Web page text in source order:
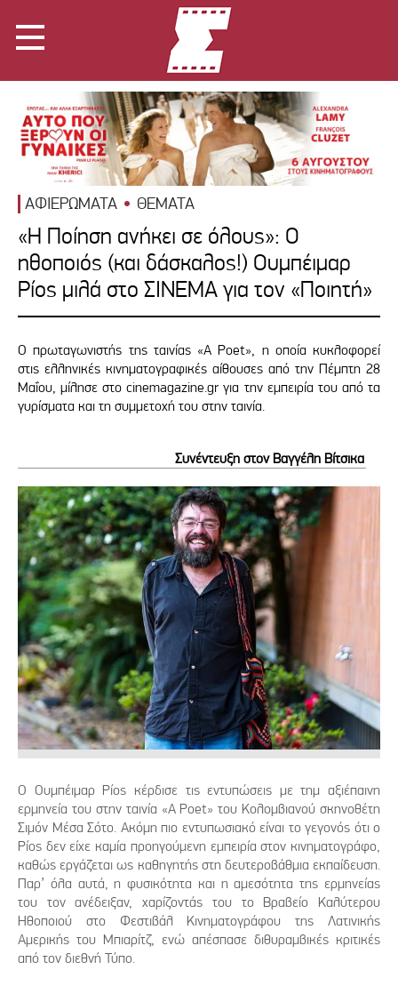
ΑΦΙΕΡΩΜΑΤΑ ΘΕΜΑΤΑ
«Η Ποίηση ανήκει σε όλους»: Ο
ηθοποιός (και δάσκαλος!) Ουμπέιμαρ
Ρίος μιλά στο ΣΙΝΕΜΑ για τον «Ποιητή»
Ο πρωταγωνιστής της ταινίας «A Poet», η οποία κυκλοφορεί
στις ελληνικές κινηματογραφικές αίθουσες από την Πέμπτη 28
Μαΐου, μίλησε στο cinemagazine.gr για την εμπειρία του από τα
γυρίσματα και τη συμμετοχή του στην ταινία.
Συνέντευξη στον Βαγγέλη Βίτσικα
Ο Ουμπέιμαρ Ρίος κέρδισε τις εντυπώσεις με τημ αξιέπαινη
ερμηνεία του στην ταινία «A Poet» του Κολομβιανού σκηνοθέτη
Σιμόν Μέσα Σότο. Ακόμη πιο εντυπωσιακό είναι το γεγονός ότι ο
Ρίος δεν είχε καμία προηγούμενη εμπειρία στον κινηματογράφο,
καθώς εργάζεται ως καθηγητής στη δευτεροβάθμια εκπαίδευση.
Παρ’ όλα αυτά, η φυσικότητα και η αμεσότητα της ερμηνείας
του τον ανέδειξαν, χαρίζοντάς του το Βραβείο Καλύτερου
Ηθοποιού στο Φεστιβάλ Κινηματογράφου της Λατινικής
Αμερικής του Μπιαρίτζ, ενώ απέσπασε διθυραμβικές κριτικές
από τον διεθνή Τύπο.